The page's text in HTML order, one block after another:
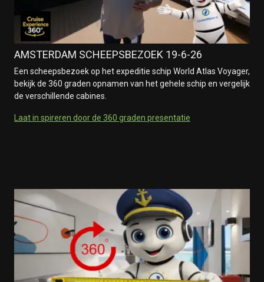
AMSTERDAM SCHEEPSBEZOEK 19-6-26
Een scheepsbezoek op het expeditie schip World Atlas Voyager,
bekijk de 360 graden opnamen van het gehele schip en vergelijk
de verschillende cabines.
Laat in spireren door de 360 graden presentatie